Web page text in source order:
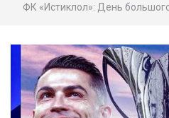
ФК «Истиклол»: День